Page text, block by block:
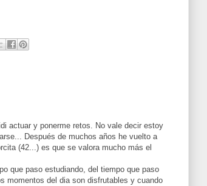
actuar y ponerme retos. No vale decir estoy
Después de muchos años he vuelto a
(42...) es que se valora mucho más el
que paso estudiando, del tiempo que paso
momentos del dia son disfrutables y cuando